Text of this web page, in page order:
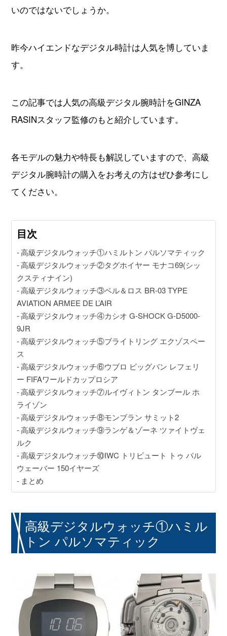
ブランド別定価表
腕時計メンテナンス大全
人気ランキング
おすすめコンテンツをGINZA RASINスタッフがご紹介
GINZA RASIN Youtubeチャンネル
GINZA RASINオンラインショップ
GINZA RASIN買取サイト
GINZA RASIN店舗情報
運営会社
いのではないでしょうか。
昨今ハイエンドなデジタル時計は人気を博していま
す。
この記事では人気の高級デジタル腕時計をGINZA
RASINスタッフ監修のもと紹介しています。
各モデルの魅力や特長も解説していますので、高級
デジタル腕時計の購入をお考えの方はぜひ参考にし
てください。
目次
高級デジタルウォッチ①ハミルトン パルソマティック
高級デジタルウォッチ②タグホイヤー モナコ69(シッ
クスティナイン)
高級デジタルウォッチ③ベル＆ロス BR-03 TYPE
AVIATION ARMEE DE L’AIR
高級デジタルウォッチ④カシオ G-SHOCK G-D5000-
9JR
高級デジタルウォッチ⑤ブライトリング エクゾスペー
ス
高級デジタルウォッチ⑥ウブロ ビッグバン レフェリ
ー FIFAワールドカップロシア
高級デジタルウォッチ⑦ルイヴィトン タンブール ホ
ライゾン
高級デジタルウォッチ⑧モンブラン サミット2
高級デジタルウォッチ⑨ランゲ＆ゾーネ ツァイトヴェ
ルク
高級デジタルウォッチ⑩IWC トリビュート トゥ パル
ウェーバー 150イヤーズ
まとめ
高級デジタルウォッチ①ハミル
トン パルソマティック